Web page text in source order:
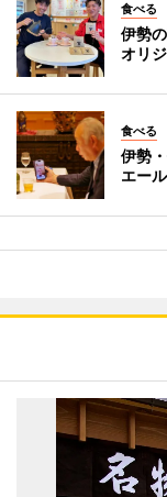
食べる
伊勢
オリ
食べる
伊勢
エー